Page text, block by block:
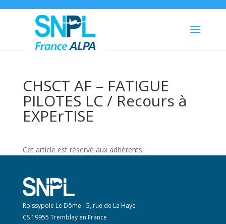
CHSCT AF – FATIGUE
PILOTES LC / Recours à
EXPErTISE
Cet article est réservé aux adhérents.
Roissypole Le Dôme - 5, rue de La Haye
CS 19955 Tremblay en France